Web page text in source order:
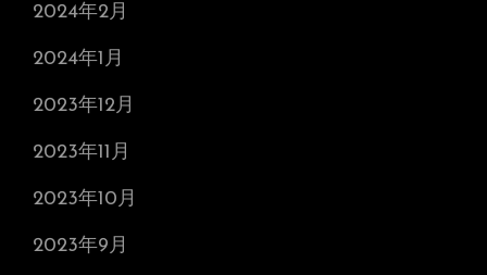
2024年2月
2024年1月
2023年12月
2023年11月
2023年10月
2023年9月